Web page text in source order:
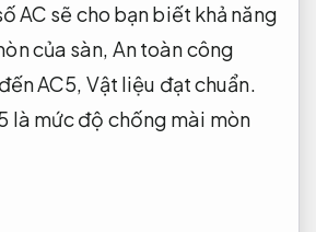
AC sẽ cho bạn biết khả năng
của sàn, An toàn công
AC5, Vật liệu đạt chuẩn.
là mức độ chống mài mòn